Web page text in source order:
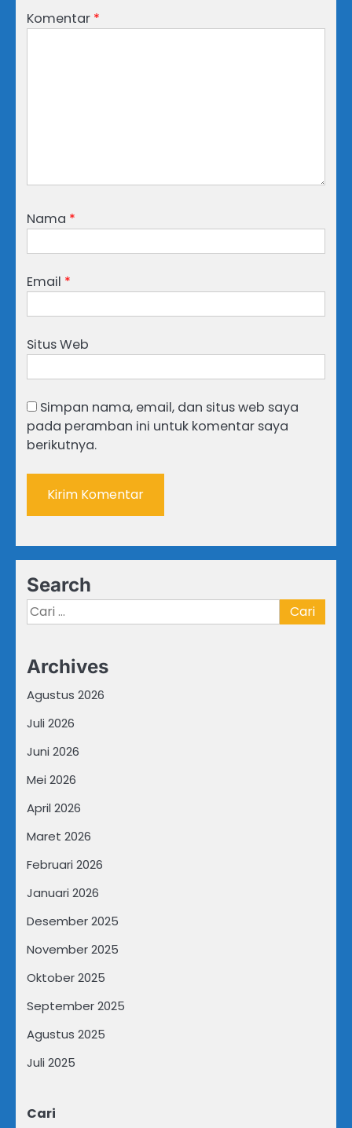
Komentar *
Nama *
Email *
Situs Web
Simpan nama, email, dan situs web saya
pada peramban ini untuk komentar saya
berikutnya.
Search
Cari
untuk:
Archives
Agustus 2026
Juli 2026
Juni 2026
Mei 2026
April 2026
Maret 2026
Februari 2026
Januari 2026
Desember 2025
November 2025
Oktober 2025
September 2025
Agustus 2025
Juli 2025
Cari